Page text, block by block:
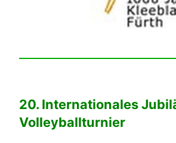
20. Internationales
Volleyballturnier